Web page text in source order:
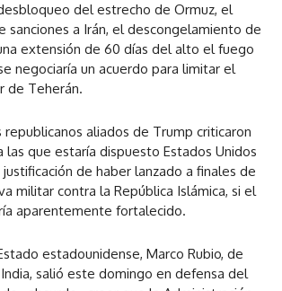
del estrecho de Ormuz, el
sanciones a Irán, el descongelamiento de
extensión de 60 días del alto el fuego
negociaría un acuerdo para limitar el
de Teherán.
republicanos aliados de Trump criticaron
las que estaría dispuesto Estados Unidos
de haber lanzado a finales de
militar contra la República Islámica, si el
aparentemente fortalecido.
estadounidense, Marco Rubio, de
salió este domingo en defensa del